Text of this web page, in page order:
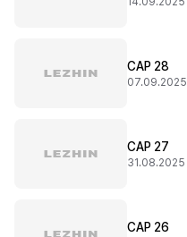
CAP 28
07.09.2025
CAP 27
31.08.2025
CAP 26